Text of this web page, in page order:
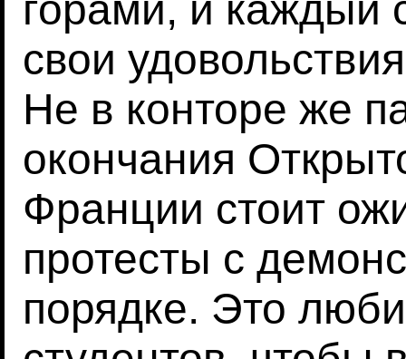
свои
Не в конторе же
окончания
Франции стоит
протесты с
порядке. Это